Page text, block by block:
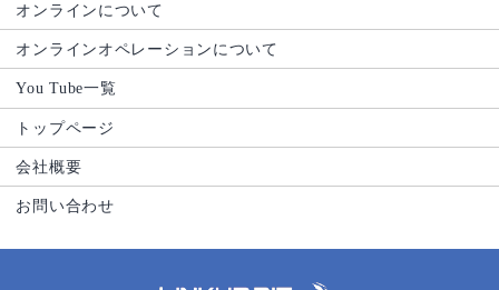
オンラインについて
オンラインオペレーションについて
You Tube一覧
トップページ
会社概要
お問い合わせ